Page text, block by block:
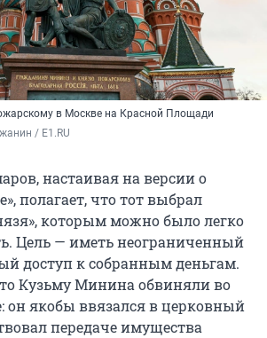
в Москве на Красной Площади
/ E1.RU
настаивая на версии о
полагает, что тот выбрал
которым можно было легко
Цель — иметь неограниченный
доступ к собранным деньгам.
Кузьму Минина обвиняли во
он якобы ввязался в церковный
передаче имущества